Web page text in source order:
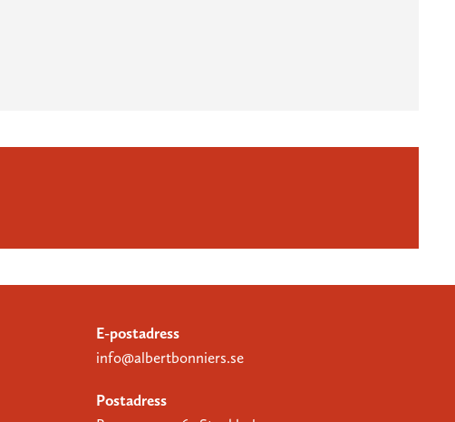
E-postadress
info@albertbonniers.se
Postadress